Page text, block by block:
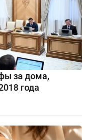
за дома,
года